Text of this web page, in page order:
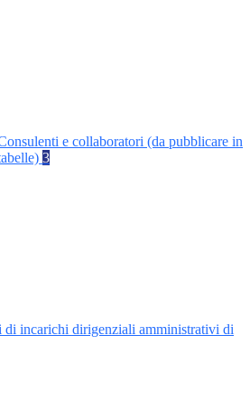
e collaboratori (da pubblicare in
3
di incarichi dirigenziali amministrativi di